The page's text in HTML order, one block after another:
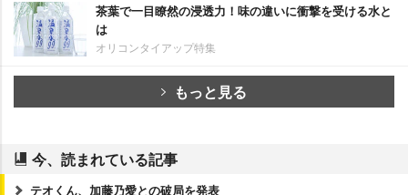
茶葉で一目瞭然の浸透力！味の違いに衝撃を受ける水と
は
オリコンタイアップ特集
もっと見る
今、読まれている記事
テオくん、加藤乃愛との破局を発表